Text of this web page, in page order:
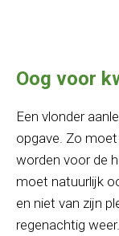
Oog voor
Een vlonder
opgave. Zo
worden voor de
moet natuurlijk
en niet van zijn
regenachtig